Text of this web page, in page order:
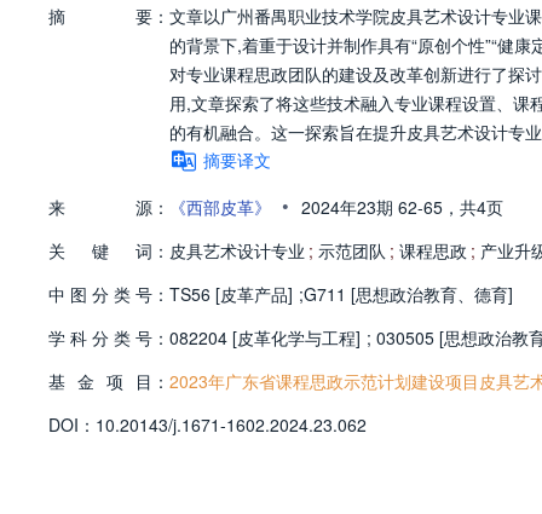
摘
要： 文章以广州番禺职业技术学院皮具艺术设计专业
的背景下,着重于设计并制作具有“原创个性”“健
对专业课程思政团队的建设及改革创新进行了探
用,文章探索了将这些技术融入专业课程设置、
的有机融合。这一探索旨在提升皮具艺术设计专
摘要译文
来
源： 《西部皮革》 • 2024年23期 62-65， 共4页
关
键 词： 皮具艺术设计专业 ; 示范团队 ; 课程思政 ; 产业升
中 图 分 类 号： TS56 [皮革产品] ;G711 [思想政治教育、德育]
学 科 分 类 号： 082204 [皮革化学与工程] ; 030505 [思想政治教
基 金 项 目： 2023年广东省课程思政示范计划建设项目皮具艺
DOI： 10.20143/j.1671-1602.2024.23.062